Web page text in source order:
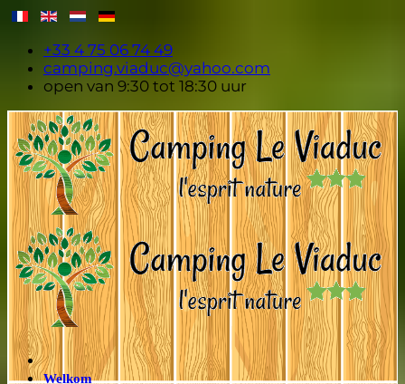
+33 4 75 06 74 49
camping.viaduc@yahoo.com
open van 9:30 tot 18:30 uur
Welkom